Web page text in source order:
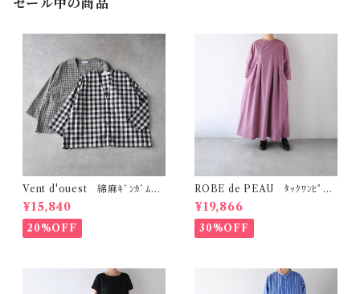
セール中の商品
Vent d'ouest 綿麻ｷﾞﾝｶﾞﾑﾁｪ
ｯｸ ﾉｰｶﾗｰｼﾞｬｹｯﾄ VE19621
¥15,840
20%OFF
ROBE de PEAU ﾀｯｸﾜﾝﾋﾟｰｽ
(ﾌﾟﾗﾑ) R342
¥19,866
30%OFF